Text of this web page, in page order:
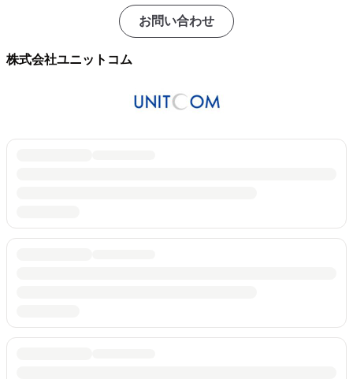
お問い合わせ
株式会社ユニットコム